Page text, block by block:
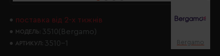
поставка від 2-х тижнів
МОДЕЛЬ: 3510(Bergamo)
АРТИКУЛ: 3510-1 Bergamo